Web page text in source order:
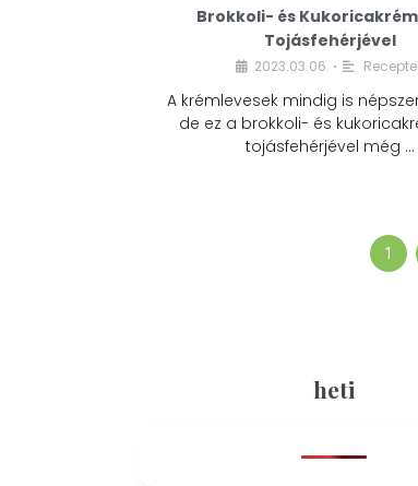
Brokkoli- és
Tojásfehérjével
2023.03.06. •
A krémlevesek mindig is
de ez a brokkoli- és
tojásfehérjével még …
1
heti